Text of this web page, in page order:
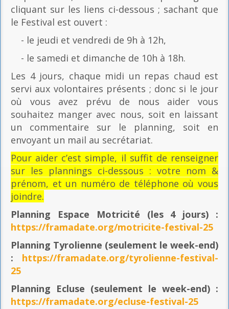
cliquant sur les liens ci-dessous ; sachant que
le Festival est ouvert :
- le jeudi et vendredi de 9h à 12h,
- le samedi et dimanche de 10h à 18h.
Les 4 jours, chaque midi un repas chaud est
servi aux volontaires présents ; donc si le jour
où vous avez prévu de nous aider vous
souhaitez manger avec nous, soit en laissant
un commentaire sur le planning, soit en
envoyant un mail au secrétariat.
Pour aider c’est simple, il suffit de renseigner
sur les plannings ci-dessous : votre nom &
prénom, et un numéro de téléphone où vous
joindre.
Planning Espace Motricité (les 4 jours) :
https://framadate.org/motricite-festival-25
Planning Tyrolienne (seulement le week-end)
: https://framadate.org/tyrolienne-festival-
25
Planning Ecluse (seulement le week-end) :
https://framadate.org/ecluse-festival-25